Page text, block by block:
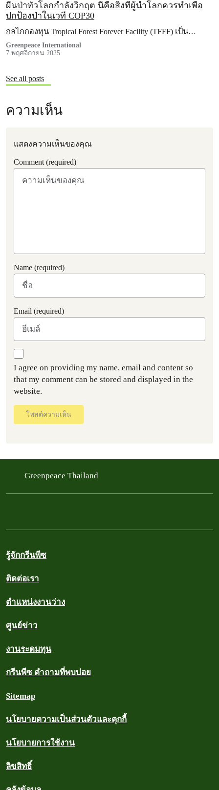
ผืนป่าทั่วโลกกำลังวิกฤต นี่คือสิ่งที่ผู้นำโลกควรทำเพื่อ
ปกป้องป่าในเวที COP30
กลไกกองทุน Tropical Forest Forever Facility (TFFF) เป็น…
Greenpeace International
7 พฤศจิกายน 2025
See all posts
ความเห็น
แสดงความเห็นของคุณ
Comment (required)
Name (required)
Email (required)
I agree on providing my name, email and content so
that my comment can be stored and displayed in the
website.
โพสต์ความเห็น
Greenpeace Thailand
รู้จักกรีนพีซ
ติดต่อเรา
ตำแหน่งงานว่าง
ศูนย์ข่าว
งานระดมทุน
กรีนพีซ คำถามที่พบบ่อย
Sitemap
นโยบายความเป็นส่วนตัวและคุกกี้
นโยบายการใช้งาน
ลิขสิทธิ์